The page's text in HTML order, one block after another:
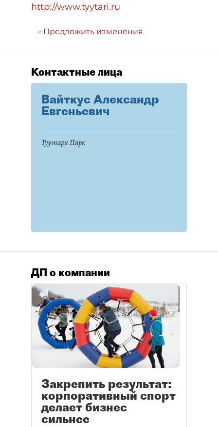
http://www.tyytari.ru
Предложить изменения
Контактные лица
Вайткус Александр
Евгеньевич
Туутари Парк
ДП о компании
Закрепить результат:
корпоративный спорт
делает бизнес
сильнее